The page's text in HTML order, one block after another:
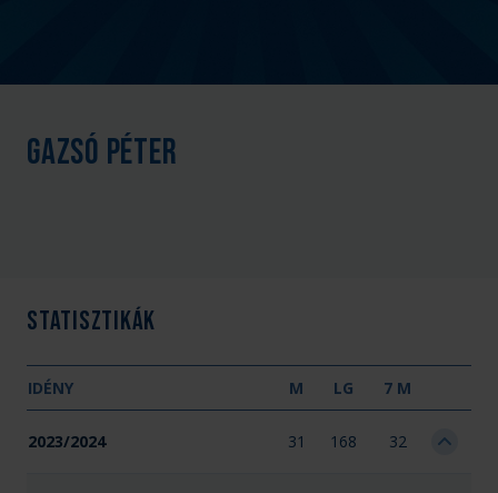
Gazsó Péter
Statisztikák
IDÉNY M LG 7 M
2023/2024 31 168 32